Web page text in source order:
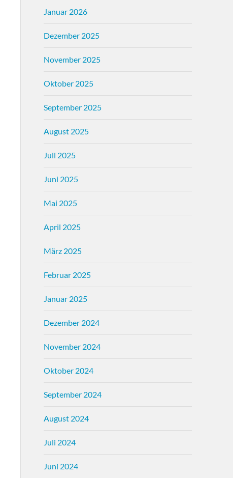
Januar 2026
Dezember 2025
November 2025
Oktober 2025
September 2025
August 2025
Juli 2025
Juni 2025
Mai 2025
April 2025
März 2025
Februar 2025
Januar 2025
Dezember 2024
November 2024
Oktober 2024
September 2024
August 2024
Juli 2024
Juni 2024